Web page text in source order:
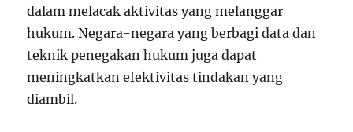
dalam melacak aktivitas yang melanggar
hukum. Negara-negara yang berbagi data dan
teknik penegakan hukum juga dapat
meningkatkan efektivitas tindakan yang
diambil.